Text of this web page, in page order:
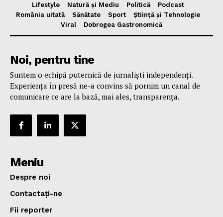
Lifestyle
Natură și Mediu Politică
Podcast
România uitată
Sănătate Sport
Știință și Tehnologie
Viral
Dobrogea Gastronomică
Noi, pentru tine
Suntem o echipă puternică de jurnaliști independenți.
Experiența în presă ne-a convins să pornim un canal de
comunicare ce are la bază, mai ales, transparența.
Meniu
Despre noi
Contactați-ne
Fii reporter